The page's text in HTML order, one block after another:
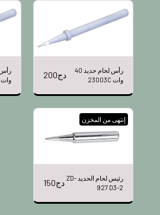
رأس لحام حديد 40
وات 23003C
200دج
وات 23003C
إنتهى من المخزن
رئيس لحام الحديد ZD-
927 D3-2
150دج